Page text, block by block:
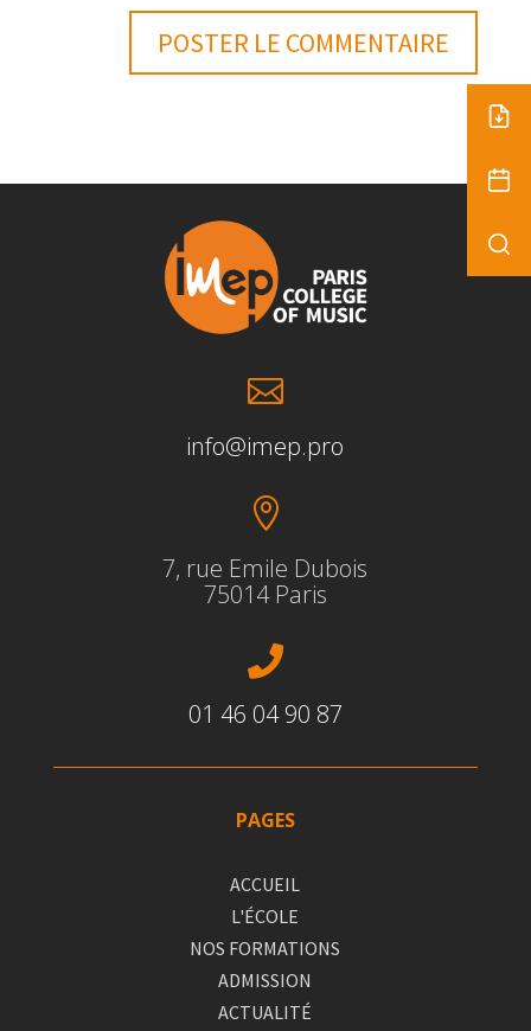

info@imep.pro

7, rue Emile Dubois
75014 Paris

01 46 04 90 87
PAGES
ACCUEIL
L'ÉCOLE
NOS FORMATIONS
ADMISSION
ACTUALITÉ